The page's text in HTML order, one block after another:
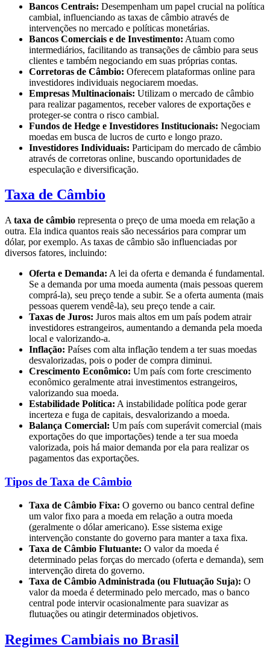
Bancos Centrais: Desempenham um papel crucial na política
cambial, influenciando as taxas de câmbio através de
intervenções no mercado e políticas monetárias.
Bancos Comerciais e de Investimento: Atuam como
intermediários, facilitando as transações de câmbio para seus
clientes e também negociando em suas próprias contas.
Corretoras de Câmbio: Oferecem plataformas online para
investidores individuais negociarem moedas.
Empresas Multinacionais: Utilizam o mercado de câmbio
para realizar pagamentos, receber valores de exportações e
proteger-se contra o risco cambial.
Fundos de Hedge e Investidores Institucionais: Negociam
moedas em busca de lucros de curto e longo prazo.
Investidores Individuais: Participam do mercado de câmbio
através de corretoras online, buscando oportunidades de
especulação e diversificação.
Taxa de Câmbio
A taxa de câmbio representa o preço de uma moeda em relação a
outra. Ela indica quantos reais são necessários para comprar um
dólar, por exemplo. As taxas de câmbio são influenciadas por
diversos fatores, incluindo:
Oferta e Demanda: A lei da oferta e demanda é fundamental.
Se a demanda por uma moeda aumenta (mais pessoas querem
comprá-la), seu preço tende a subir. Se a oferta aumenta (mais
pessoas querem vendê-la), seu preço tende a cair.
Taxas de Juros: Juros mais altos em um país podem atrair
investidores estrangeiros, aumentando a demanda pela moeda
local e valorizando-a.
Inflação: Países com alta inflação tendem a ter suas moedas
desvalorizadas, pois o poder de compra diminui.
Crescimento Econômico: Um país com forte crescimento
econômico geralmente atrai investimentos estrangeiros,
valorizando sua moeda.
Estabilidade Política: A instabilidade política pode gerar
incerteza e fuga de capitais, desvalorizando a moeda.
Balança Comercial: Um país com superávit comercial (mais
exportações do que importações) tende a ter sua moeda
valorizada, pois há maior demanda por ela para realizar os
pagamentos das exportações.
Tipos de Taxa de Câmbio
Taxa de Câmbio Fixa: O governo ou banco central define
um valor fixo para a moeda em relação a outra moeda
(geralmente o dólar americano). Esse sistema exige
intervenção constante do governo para manter a taxa fixa.
Taxa de Câmbio Flutuante: O valor da moeda é
determinado pelas forças do mercado (oferta e demanda), sem
intervenção direta do governo.
Taxa de Câmbio Administrada (ou Flutuação Suja): O
valor da moeda é determinado pelo mercado, mas o banco
central pode intervir ocasionalmente para suavizar as
flutuações ou atingir determinados objetivos.
Regimes Cambiais no Brasil